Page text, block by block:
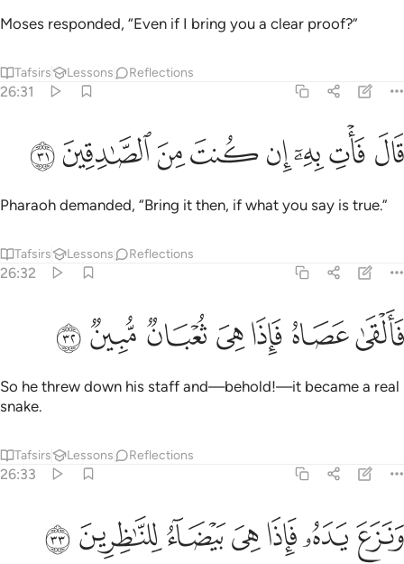
Moses responded, “Even if I bring you a clear proof?”
Tafsirs Lessons Reflections
26:31
قال فات به ان كنت من الصادقين ٣١
قَالَ فَأْتِ بِهِۦٓ إِن كُنتَ مِنَ ٱلصَّـٰدِقِينَ ٣١
ﲜﲝﲞﲟﲠﲡﲢﲣ
Pharaoh demanded, “Bring it then, if what you say is true.”
Tafsirs Lessons Reflections
26:32
فالقى عصاه فاذا هي ثعبان مبين ٣٢
فَأَلْقَىٰ عَصَاهُ فَإِذَا هِىَ ثُعْبَانٌۭ مُّبِينٌۭ ٣٢
ﲤﲥﲦﲧﲨ ﲩﲪ
So he threw down his staff and—behold!—it became a real
snake.
Tafsirs Lessons Reflections
26:33
ونزع يده فاذا هي بيضاء للناظرين ٣٣
وَنَزَعَ يَدَهُۥ فَإِذَا هِىَ بَيْضَآءُ لِلنَّـٰظِرِينَ ٣٣
ﲫﲬﲭﲮﲯﲰﲱ